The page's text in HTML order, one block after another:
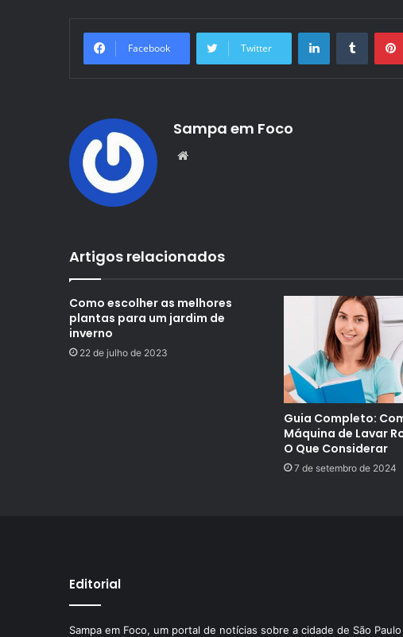
Facebook Twitter
LinkedinTumblr
Sampa em Foco
Website
Artigos relacionados
Como escolher as melhores
plantas para um jardim de
inverno
22 de julho de 2023
Guia Completo:
Máquina de Lavar
O Que Considerar
7 de setembro de 2024
Editorial
Sampa em Foco, um portal de notícias sobre a cidade de São